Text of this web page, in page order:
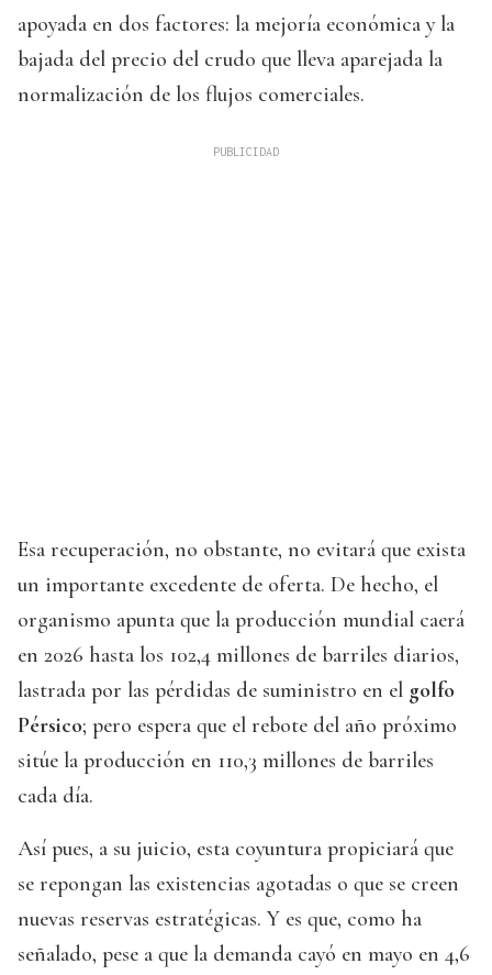
apoyada en dos factores: la mejoría económica y la
bajada del precio del crudo que lleva aparejada la
normalización de los flujos comerciales.
Esa recuperación, no obstante, no evitará que exista
un importante excedente de oferta. De hecho, el
organismo apunta que la producción mundial caerá
en 2026 hasta los 102,4 millones de barriles diarios,
lastrada por las pérdidas de suministro en el golfo
Pérsico; pero espera que el rebote del año próximo
sitúe la producción en 110,3 millones de barriles
cada día.
Así pues, a su juicio, esta coyuntura propiciará que
se repongan las existencias agotadas o que se creen
nuevas reservas estratégicas. Y es que, como ha
señalado, pese a que la demanda cayó en mayo en 4,6